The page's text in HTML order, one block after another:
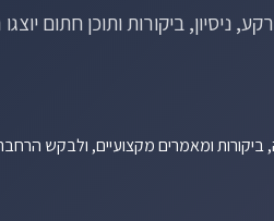
ניסיון, ביקורות ותוכן חתום
ומאמרים מקצועיים, ולבקש